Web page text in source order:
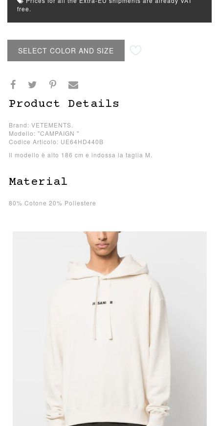
free.
SELECT COLOR AND SIZE
Product Details
Brand: VETEMENTS.
Modello: "CAMPAIGN "
Codice Articolo: UE64HD440B
Il modello è alto 186 cm e indossa la taglia M.
Material
80% Cotone 20% Poliestere